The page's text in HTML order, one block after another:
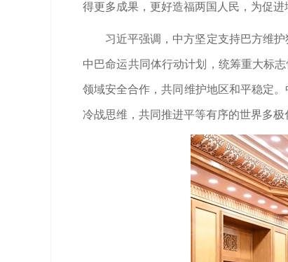
得更多成果，更好造福两国人民，为促
习近平强调，中方坚定支持巴方维
中巴命运共同体行动计划，统筹重大标
领域安全合作，共同维护地区和平稳定
冷战思维，共同推进平等有序的世界多极